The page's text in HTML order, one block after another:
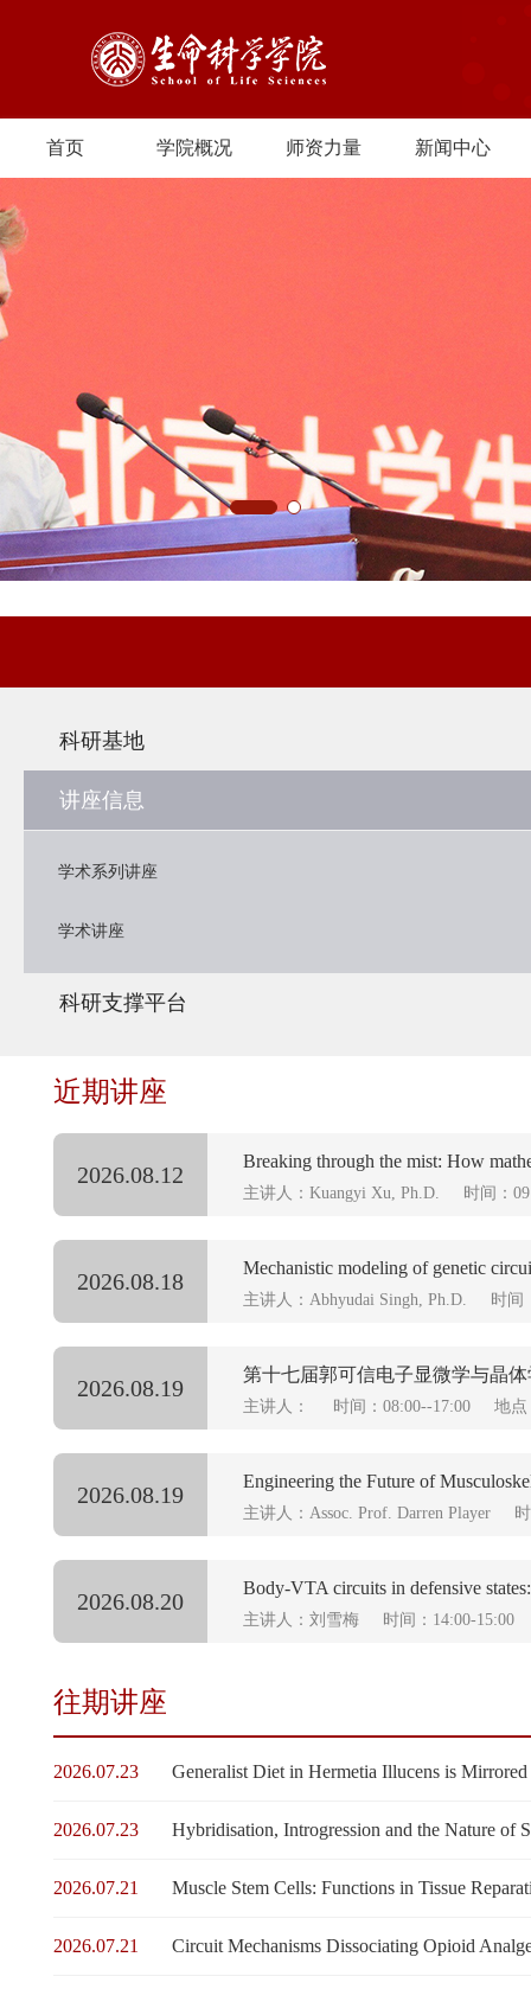
首页 学院概况 师资力量 新闻中心
科研基地
讲座信息
学术系列讲座
学术讲座
科研支撑平台
近期讲座
2026.08.12
Breaking through the mist: How
主讲人：Kuangyi Xu, Ph.D. 时间：
2026.08.18
Mechanistic modeling of genetic
主讲人：Abhyudai Singh, Ph.D. 时间
2026.08.19
第十七届郭可信电子显微学与晶
主讲人： 时间：08:00--17:00 地点
2026.08.19
Engineering the Future of
主讲人：Assoc. Prof. Darren Player
2026.08.20
Body-VTA circuits in defensive
主讲人：刘雪梅 时间：14:00-15:00
往期讲座
2026.07.23 Generalist Diet in Hermetia Illucens is
2026.07.23 Hybridisation, Introgression and the Nature of
2026.07.21 Muscle Stem Cells: Functions in Tissue
2026.07.21 Circuit Mechanisms Dissociating Opioid